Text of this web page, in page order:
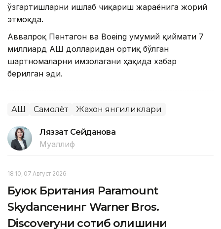
ўзгартишларни ишлаб чиқариш жараёнига жорий
этмоқда.
Аввалроқ Пентагон ва Boeing умумий қиймати 7
миллиард АҚШ долларидан ортиқ бўлган
шартномаларни имзолагани ҳақида хабар
берилган эди.
АҚШ Самолёт Жаҳон янгиликлари
Ляззат Сейданова
Муаллиф
18:10, 07 Август 2026
Буюк Британия Paramount
Skydanceнинг Warner Bros.
Discoveryни сотиб олишини